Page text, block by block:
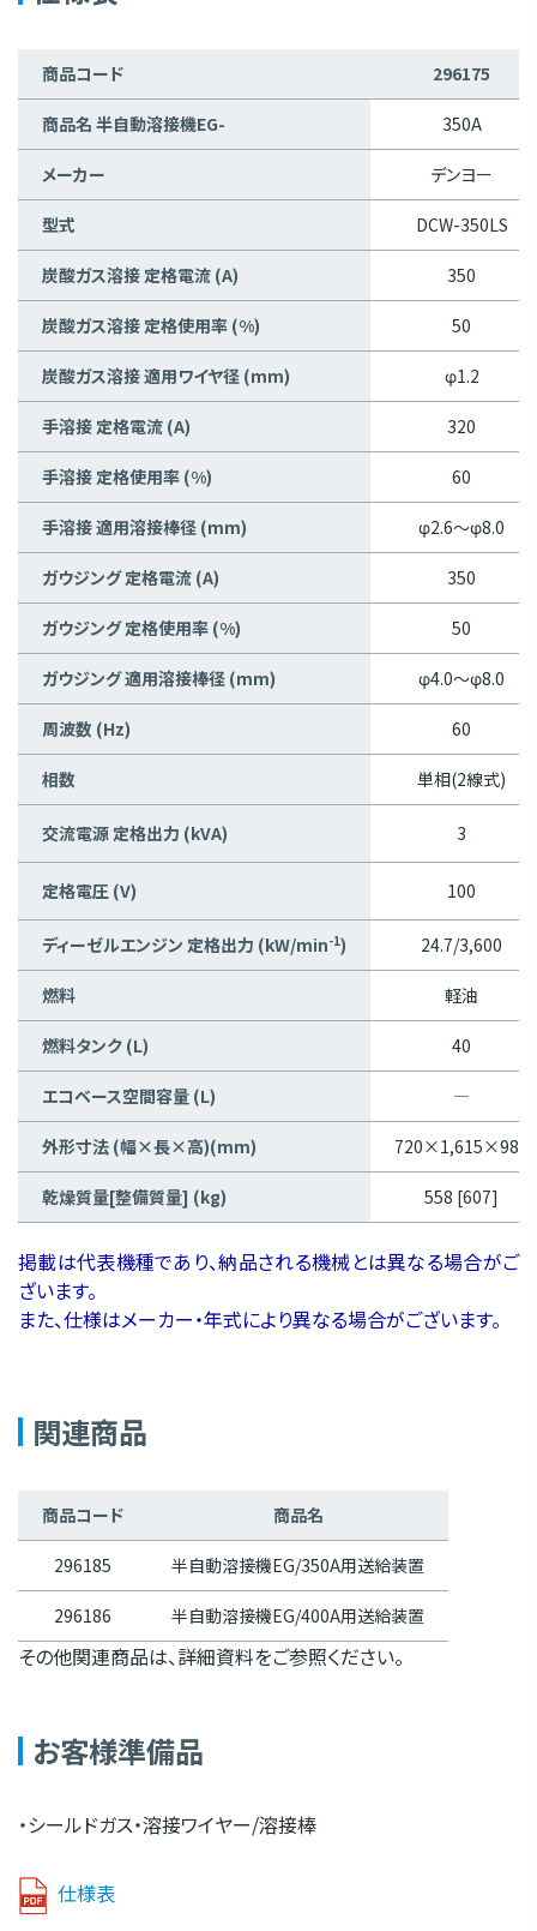
商品コード 296175
商品名 半自動溶接機EG- 350A
メーカー デンヨー
型式 DCW-350LS
炭酸ガス溶接 定格電流 (A) 350
炭酸ガス溶接 定格使用率 (%) 50
炭酸ガス溶接 適用ワイヤ径 (mm) φ1.2
手溶接 定格電流 (A) 320
手溶接 定格使用率 (%) 60
手溶接 適用溶接棒径 (mm) φ2.6～φ8.0
ガウジング 定格電流 (A) 350
ガウジング 定格使用率 (%) 50
ガウジング 適用溶接棒径 (mm) φ4.0～φ8.0
周波数 (Hz) 60
相数 単相(2線式)
交流電源 定格出力 (kVA) 3
定格電圧 (V) 100
ディーゼルエンジン 定格出力 (kW/min-1) 24.7/3,600
燃料 軽油
燃料タンク (L) 40
エコベース空間容量 (L) ―
外形寸法 (幅×長×高)(mm) 720×1,615×980
乾燥質量[整備質量] (kg) 558 [607]
掲載は代表機種であり、納品される機械とは異なる場合がご
ざいます。
また、仕様はメーカー・年式により異なる場合がございます。
関連商品
商品コード 商品名
296185 半自動溶接機EG/350A用送給装置
296186 半自動溶接機EG/400A用送給装置
その他関連商品は、詳細資料をご参照ください。
お客様準備品
・シールドガス・溶接ワイヤー/溶接棒
仕様表